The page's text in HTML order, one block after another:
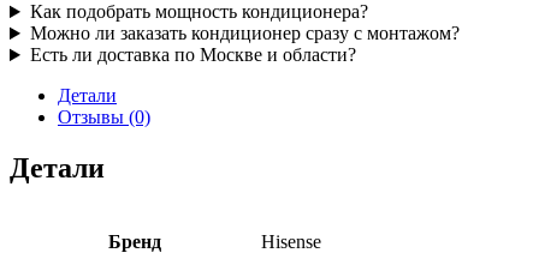
Как подобрать мощность кондиционера?
Можно ли заказать кондиционер сразу с монтажом?
Есть ли доставка по Москве и области?
Детали
Отзывы (0)
Детали
Бренд Hisense